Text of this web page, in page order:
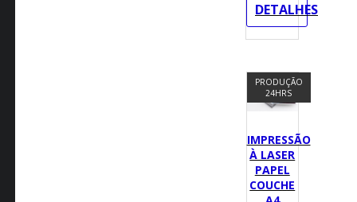
DETALHES
PRODUÇÃO
24HRS
IMPRESSÃO
À LASER
PAPEL
COUCHE